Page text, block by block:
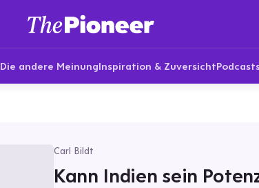
Die andere MeinungInspiration & Zuversicht
Carl Bildt
Kann Indien sein